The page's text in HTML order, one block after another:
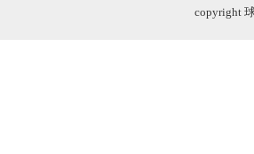
copyright